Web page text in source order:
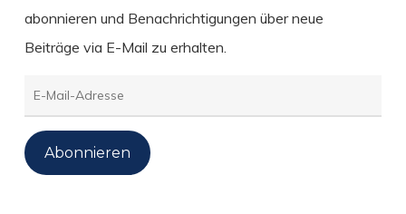
abonnieren und Benachrichtigungen über neue
Beiträge via E-Mail zu erhalten.
E-
Mail-
Adresse
Abonnieren